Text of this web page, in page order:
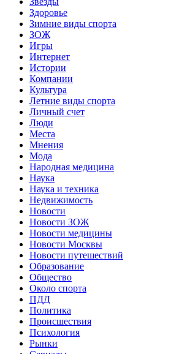
Здоровье
Зимние виды спорта
ЗОЖ
Игры
Интернет
Истории
Компании
Культура
Летние виды спорта
Личный счет
Люди
Места
Мнения
Мода
Народная медицина
Наука
Наука и техника
Недвижимость
Новости
Новости ЗОЖ
Новости медицины
Новости Москвы
Новости путешествий
Образование
Общество
Около спорта
ПДД
Политика
Происшествия
Психология
Рынки